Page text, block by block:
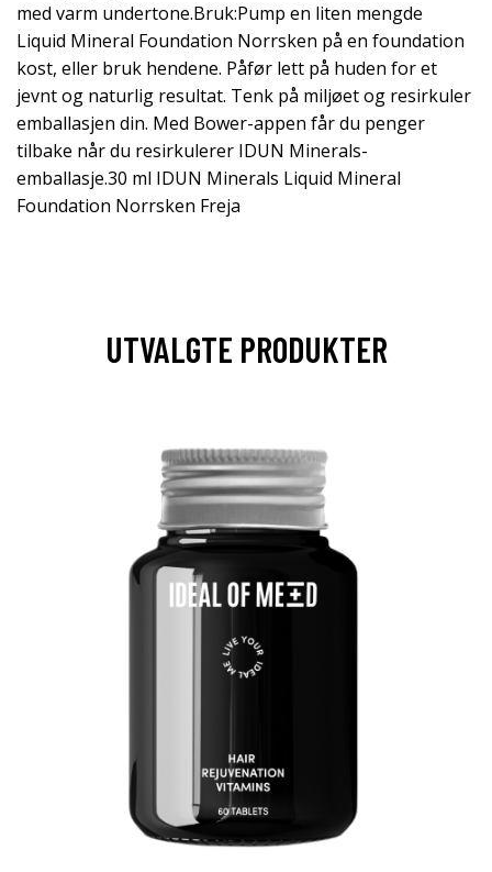
med varm undertone.Bruk:Pump en liten mengde
Liquid Mineral Foundation Norrsken på en foundation
kost, eller bruk hendene. Påfør lett på huden for et
jevnt og naturlig resultat. Tenk på miljøet og resirkuler
emballasjen din. Med Bower-appen får du penger
tilbake når du resirkulerer IDUN Minerals-
emballasje.30 ml IDUN Minerals Liquid Mineral
Foundation Norrsken Freja
UTVALGTE PRODUKTER